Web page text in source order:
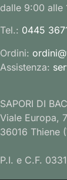
dalle 9:00 alle
Tel.: 0445
Ordini:
Assistenza:
SAPORI DI
Viale Europa,
36016 Thiene
P.I. e C.F.